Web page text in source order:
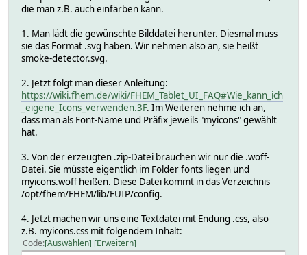
die man z.B. auch einfärben kann.
1. Man lädt die gewünschte Bilddatei herunter. Diesmal muss
sie das Format .svg haben. Wir nehmen also an, sie heißt
smoke-detector.svg.
2. Jetzt folgt man dieser Anleitung:
https://wiki.fhem.de/wiki/FHEM_Tablet_UI_FAQ#Wie_kann_ich
_eigene_Icons_verwenden.3F. Im Weiteren nehme ich an,
dass man als Font-Name und Präfix jeweils "myicons" gewählt
hat.
3. Von der erzeugten .zip-Datei brauchen wir nur die .woff-
Datei. Sie müsste eigentlich im Folder fonts liegen und
myicons.woff heißen. Diese Datei kommt in das Verzeichnis
/opt/fhem/FHEM/lib/FUIP/config.
4. Jetzt machen wir uns eine Textdatei mit Endung .css, also
z.B. myicons.css mit folgendem Inhalt:
Code Auswählen Erweitern